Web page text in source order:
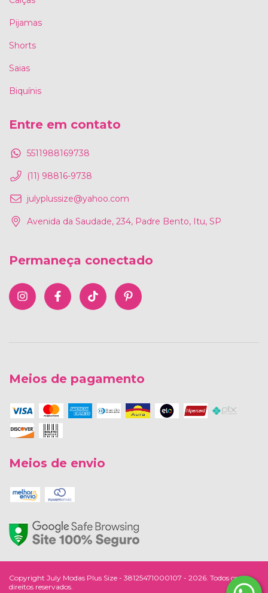
Pijamas
Shorts
Saias
Biquínis
Entre em contato
5511988169738
(11) 98816-9738
julyplussize@yahoo.com
Avenida da Saudade, 234, Padre Bento, Itu, SP
Permaneça conectado
Meios de pagamento
Meios de envio
Copyright July Modas Plus Size - 38125471000107 - 2026. Todos os
direitos reservados.